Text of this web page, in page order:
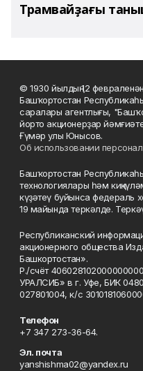
Трамвайҙағы
© 1930 йылдың 12
Башҡортостан
саралары агентлығы,
йорто акционерҙар
Ғүмәр улы Юнысов.
Об использовании
Башҡортостан
технологиялары һәм
күҙәтеү буйынса федераль
19 майында теркәлде.
Республиканский
акционерного общества
Башкортостан».
Р./счёт
УРАЛСИБ» в г. Уфе, БИК
027801004, к/с
Телефон
+7 347 273-36-64.
Эл. почта
yanshishma02@yandex.ru